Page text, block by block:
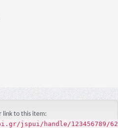
link to this item:
jspui/handle/123456789/